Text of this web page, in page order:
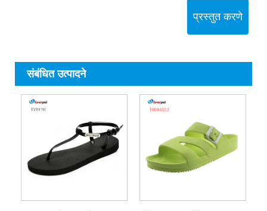
प्रस्तुत करणे
संबंधित उत्पादने